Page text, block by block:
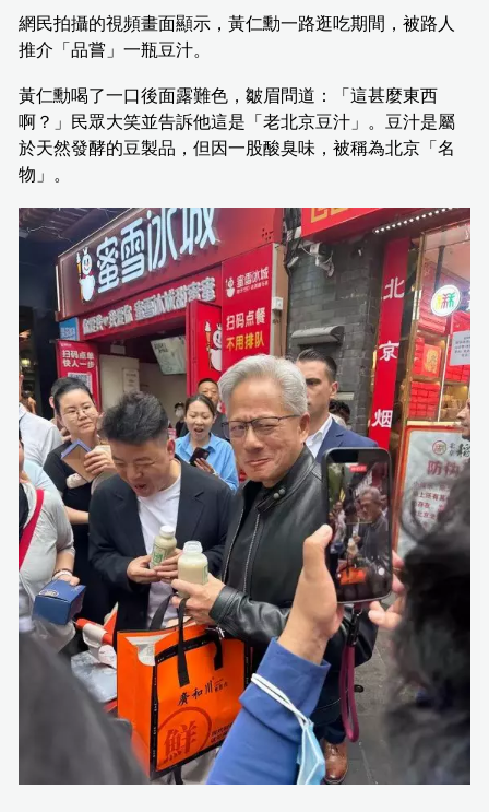
網民拍攝的視頻畫面顯示，黃仁勳一路逛吃期間，被路人
推介「品嘗」一瓶豆汁。
黃仁勳喝了一口後面露難色，皺眉問道：「這甚麼東西
啊？」民眾大笑並告訴他這是「老北京豆汁」。豆汁是屬
於天然發酵的豆製品，但因一股酸臭味，被稱為北京「名
物」。